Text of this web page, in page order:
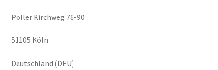
Poller Kirchweg 78-90
51105 Köln
Deutschland (DEU)